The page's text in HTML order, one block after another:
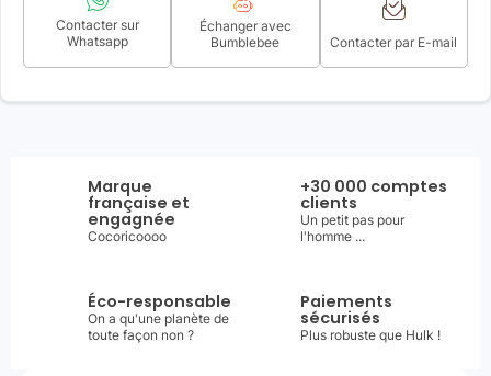
Contacter sur
Whatsapp
Échanger avec
Bumblebee
Contacter par E-mail
Marque
française et
engagnée
Cocoricoooo
+30 000 comptes
clients
Un petit pas pour
l'homme ...
Éco-responsable
On a qu'une planète de
toute façon non ?
Paiements
sécurisés
Plus robuste que Hulk !